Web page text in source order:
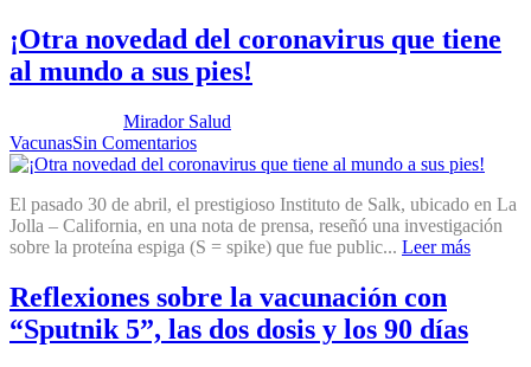
¡Otra novedad del coronavirus que tiene
al mundo a sus pies!
Mirador Salud
VacunasSin Comentarios
El pasado 30 de abril, el prestigioso Instituto de Salk, ubicado en La
Jolla – California, en una nota de prensa, reseñó una investigación
sobre la proteína espiga (S = spike) que fue public... Leer más
Reflexiones sobre la vacunación con
“Sputnik 5”, las dos dosis y los 90 días